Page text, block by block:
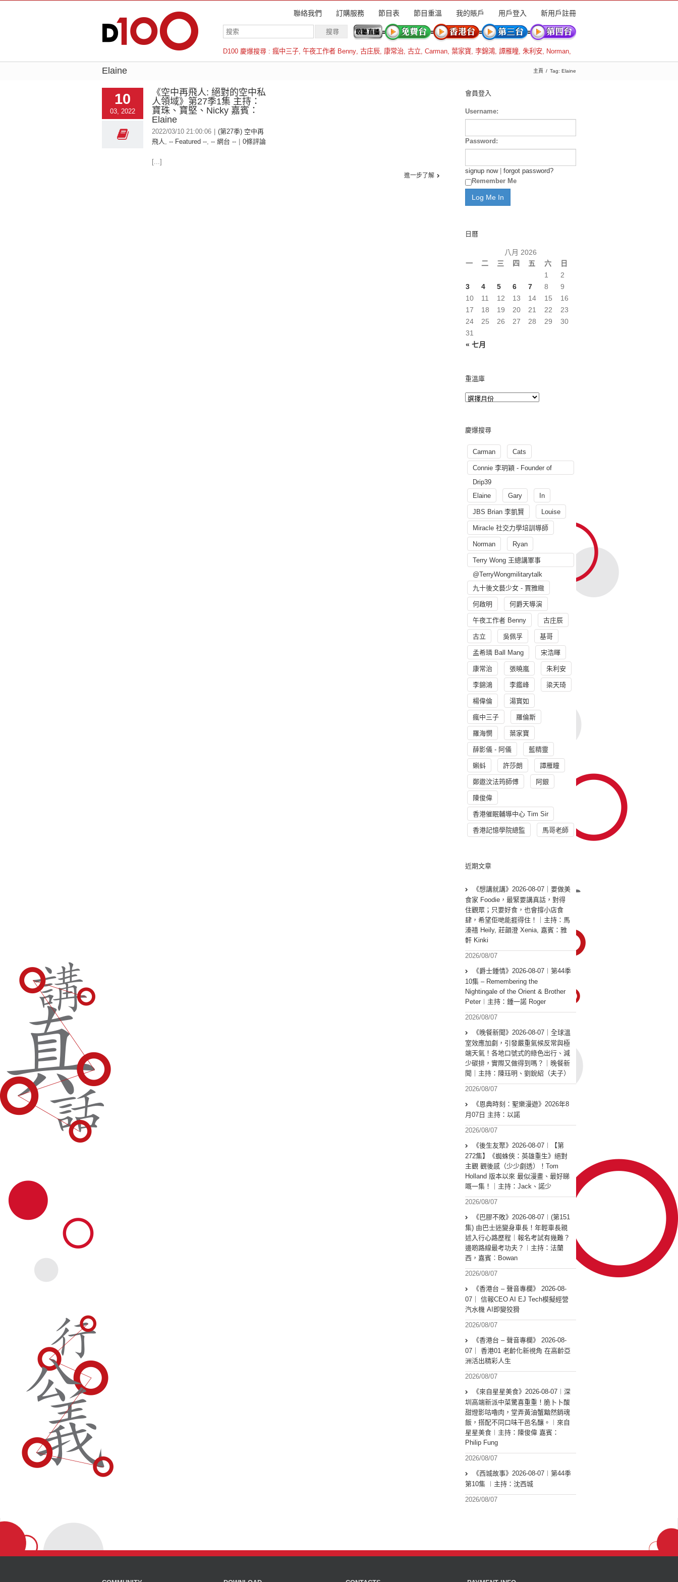
聯絡我們 訂購服務 節目表 節目重溫 我的賬戶 用戶登入 新用戶註冊
D100 慶爆搜尋 : 瘋中三子, 午夜工作者 Benny, 古庄辰, 康常治, 古立, Carman, 葉家寶, 李錦鴻, 譚雁瞳, 朱利安, Norman,
羅倫斯
Elaine 主頁 Tag: Elaine
10
03, 2022
《空中再飛人: 絕對的空中私
人領域》第27季1集 主持：
寶珠、寶堅、Nicky 嘉賓：
Elaine
2022/03/10 21:00:06
(第27季) 空中再
飛人, -- Featured --, -- 網台 -- 0條評論
[...]
進一步了解
會員登入
Username:
Password:
signup now| forgot password?
Remember Me
日曆
八月 2026
一
二 三 四 五 六 日
« 七月
1
2
3
4 5 6 7 8
9
10
11 12 13 14 15
16
17
18 19 20 21 22
23
24
25 26 27 28 29
30
31
重溫庫
慶爆搜尋
Carman Cats
Connie 李玥穎 - Founder of
Drip39
Elaine
Gary In
JBS Brian 李凱賢 Louise
Miracle 社交力學培訓導師
Norman Ryan
Terry Wong 王總講軍事
@TerryWongmilitarytalk
九十後文藝少女 - 賈雅緻
何啟明 何爵天導演
午夜工作者 Benny 古庄辰
古立 吳佩孚 基哥
孟希璘 Ball Mang 宋浩暉
康常治 張曉嵐 朱利安
李錦鴻 李鑑峰 梁天琦
楊偉倫 湯寳如
瘋中三子 羅倫斯
羅海憫 葉家寶
薛影儀 - 阿儀 藍精靈
蝌蚪 許莎朗 譚雁瞳
鄭遨汶法筠師傅 阿銀
陳俊偉
香港催眠輔導中心 Tim Sir
香港記憶學院總監 馬哥老師
近期文章
《想講就講》2026-08-07｜要做美
食家 Foodie，最緊要講真話，對得
住觀眾；只要好食，也會撐小店食
肆，希望佢哋能捱得住！｜主持：馬
溱禧 Heily, 莊韻澄 Xenia, 嘉賓：雅
軒 Kinki
2026/08/07
《爵士鍾情》2026-08-07︱第44季
10集 – Remembering the
Nightingale of the Orient & Brother
Peter︱主持：鍾一諾 Roger
2026/08/07
《晚餐新聞》2026-08-07｜全球溫
室效應加劇，引發嚴重氣候反常與極
端天氣！各地口號式的綠色出行、減
少碳排，實際又做得到嗎？｜晚餐新
聞｜主持：陳珏明、劉銳紹（夫子）
2026/08/07
《恩典時刻：聖樂漫遊》2026年8
月07日 主持：以諾
2026/08/07
《後生友聚》2026-08-07︱【第
272集】《蜘蛛俠：英雄重生》絕對
主觀 觀後感（少少劇透）！Tom
Holland 版本以來 最似漫畫、最好睇
嘅一集！｜主持：Jack、諾少
2026/08/07
《巴膠不敗》2026-08-07︱(第151
集) 由巴士迷變身車長！年輕車長親
述入行心路歷程｜報名考試有幾難？
邊啲路線最考功夫？︱主持：法蘭
西，嘉賓︰Bowan
2026/08/07
《香港台 – 聲音專欄》 2026-08-
07｜ 信報CEO AI EJ Tech模擬經營
汽水機 AI即變狡猾
2026/08/07
《香港台 – 聲音專欄》 2026-08-
07｜ 香港01 老齡化新視角 在高齡亞
洲活出精彩人生
2026/08/07
《來自星星美食》2026-08-07︱深
圳高端新派中菜驚喜重重！脆卜卜酸
甜燈影咕嚕肉，堂弄黃油蟹黯然銷魂
飯，搭配不同口味干邑名釀。︱來自
星星美食︱主持：陳俊偉 嘉賓：
Philip Fung
2026/08/07
《西城故事》2026-08-07︱第44季
第10集 ︱主持：沈西城
2026/08/07